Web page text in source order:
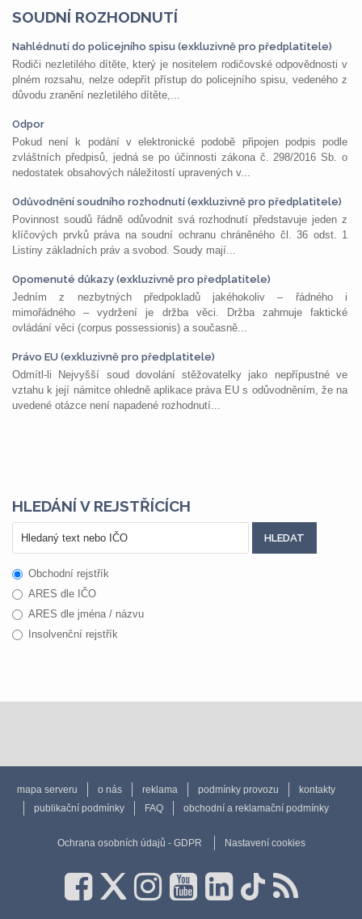
SOUDNÍ ROZHODNUTÍ
Nahlédnutí do policejního spisu (exkluzivně pro předplatitele)
Rodiči nezletilého dítěte, který je nositelem rodičovské odpovědnosti v
plném rozsahu, nelze odepřít přístup do policejního spisu, vedeného z
důvodu zranění nezletilého dítěte,...
Odpor
Pokud není k podání v elektronické podobě připojen podpis podle
zvláštních předpisů, jedná se po účinnosti zákona č. 298/2016 Sb. o
nedostatek obsahových náležitostí upravených v...
Odůvodnění soudního rozhodnutí (exkluzivně pro předplatitele)
Povinnost soudů řádně odůvodnit svá rozhodnutí představuje jeden z
klíčových prvků práva na soudní ochranu chráněného čl. 36 odst. 1
Listiny základních práv a svobod. Soudy mají...
Opomenuté důkazy (exkluzivně pro předplatitele)
Jedním z nezbytných předpokladů jakéhokoliv – řádného i
mimořádného – vydržení je držba věci. Držba zahrnuje faktické
ovládání věci (corpus possessionis) a současně...
Právo EU (exkluzivně pro předplatitele)
Odmítl-li Nejvyšší soud dovolání stěžovatelky jako nepřípustné ve
vztahu k její námitce ohledně aplikace práva EU s odůvodněním, že na
uvedené otázce není napadené rozhodnutí...
HLEDÁNÍ V REJSTŘÍCÍCH
Obchodní rejstřík
ARES dle IČO
ARES dle jména / názvu
Insolvenční rejstřík
mapa serveru o nás reklama podmínky provozu
kontakty
publikační podmínky
FAQ obchodní a reklamační podmínky
Ochrana osobních údajů - GDPR Nastavení cookies